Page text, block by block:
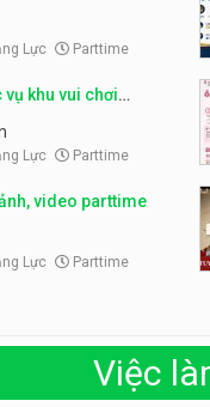
Lực Parttime
vụ khu vui chơi
Lực Parttime
video parttime
Lực Parttime
Việc